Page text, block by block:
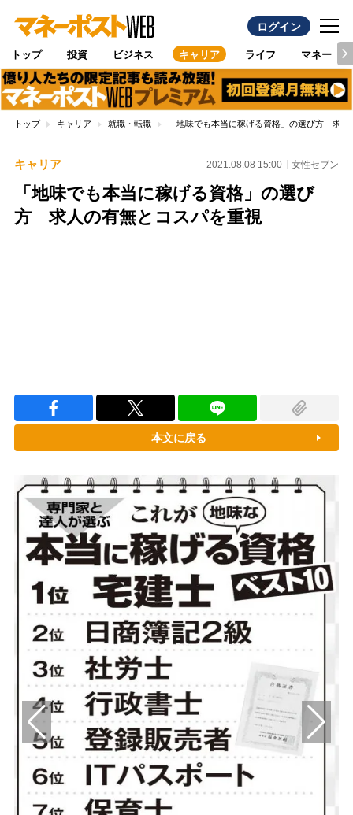
ログイン
トップ 投資 ビジネス キャリア ライフ マネー
トップ キャリア 就職・転職 「地味でも本当に稼げる資格」の選び方 求人
キャリア 2021.08.08 15:00 女性セブン
「地味でも本当に稼げる資格」の選び
方 求人の有無とコスパを重視
本文に戻る